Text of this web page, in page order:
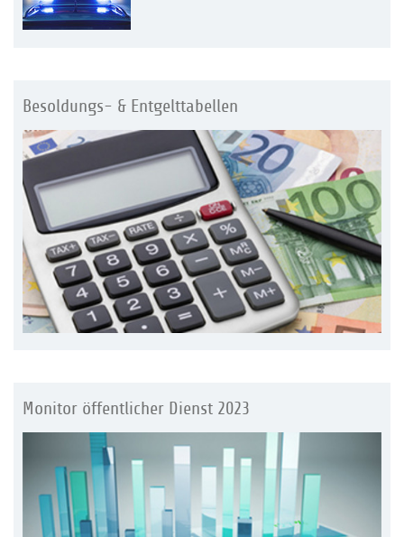
Besoldungs- & Entgelttabellen
Monitor öffentlicher Dienst 2023